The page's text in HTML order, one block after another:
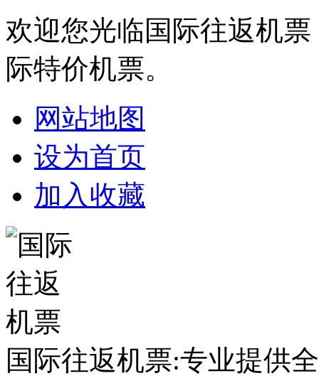
欢迎您光临国际往返机
际特价机票。
网站地图
设为首页
加入收藏
国际往返机票:专业提供